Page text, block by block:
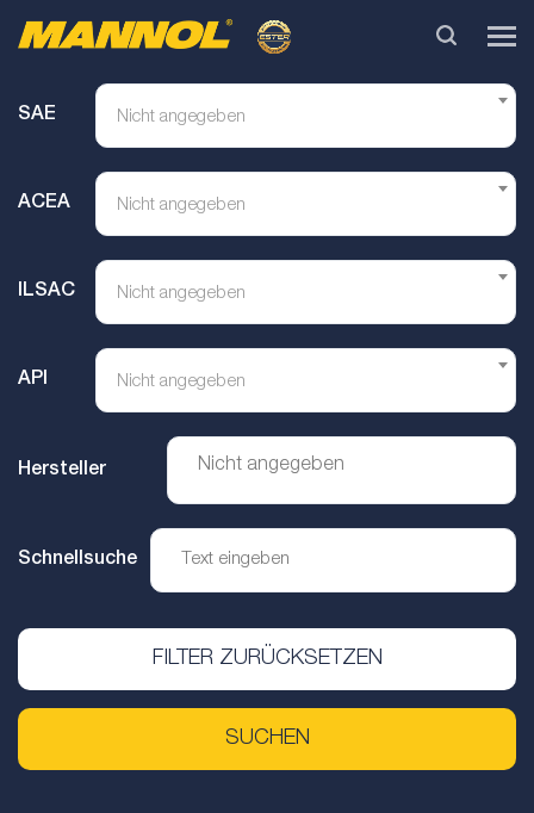
SAE Nicht angegeben
ACEA Nicht angegeben
ILSAC Nicht angegeben
API Nicht angegeben
Hersteller
Schnellsuche
FILTER ZURÜCKSETZEN
SUCHEN